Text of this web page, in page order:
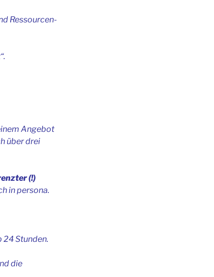
Ressourcen-
Angebot
über drei
(!)
in persona.
24 Stunden.
die